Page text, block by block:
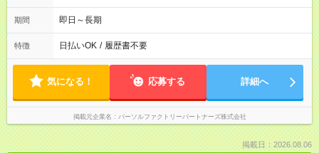
期間 即日～長期
特徴 日払いOK / 履歴書不要
気になる！ 応募する 詳細へ
掲載元企業名 パーソルファクトリーパートナーズ株式会社
掲載日：2026.08.06